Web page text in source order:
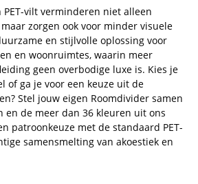
PET-vilt verminderen niet alleen
zorgen ook voor minder visuele
en stijlvolle oplossing voor
en woonruimtes, waarin meer
geen overbodige luxe is. Kies je
of ga je voor een keuze uit de
Stel jouw eigen Roomdivider samen
en de meer dan 36 kleuren uit ons
patroonkeuze met de standaard PET-
samensmelting van akoestiek en